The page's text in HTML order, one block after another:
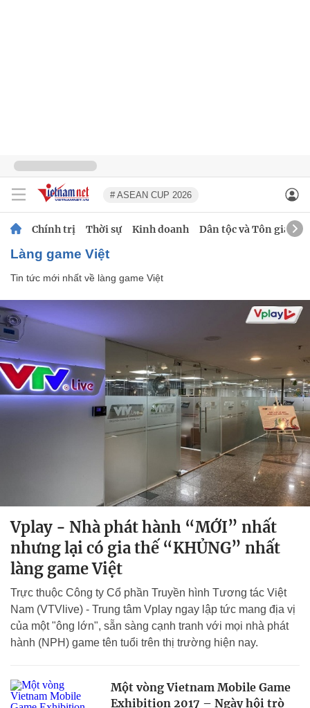
# ASEAN CUP 2026
Chính trị Thời sự Kinh doanh Dân tộc và Tôn giáo
làng game Việt
Tin tức mới nhất về làng game Việt
Vplay - Nhà phát hành “MỚI” nhất
nhưng lại có gia thế “KHỦNG” nhất
làng game Việt
Trực thuộc Công ty Cổ phần Truyền hình Tương tác Việt
Nam (VTVlive) - Trung tâm Vplay ngay lập tức mang địa vị
của một "ông lớn", sẵn sàng cạnh tranh với mọi nhà phát
hành (NPH) game tên tuổi trên thị trường hiện nay.
Một vòng Vietnam Mobile Game
Exhibition 2017 – Ngày hội trò